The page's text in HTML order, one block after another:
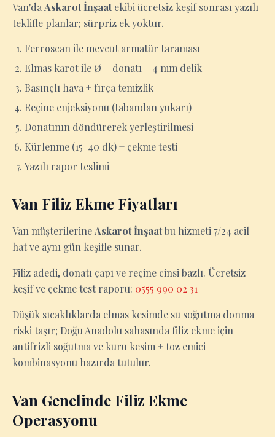
Van'da Askarot İnşaatekibi ücretsiz keşif sonrası yazılı
teklifle planlar; sürpriz ek yoktur.
Ferroscan ile mevcut armatür taraması
Elmas karot ile Ø = donatı + 4 mm delik
Basınçlı hava + fırça temizlik
Reçine enjeksiyonu (tabandan yukarı)
Donatının döndürerek yerleştirilmesi
Kürlenme (15-40 dk) + çekme testi
Yazılı rapor teslimi
Van Filiz Ekme Fiyatları
Van müşterilerineAskarot İnşaatbu hizmeti 7/24 acil
hat ve aynı gün keşifle sunar.
Filiz adedi, donatı çapı ve reçine cinsi bazlı. Ücretsiz
keşif ve çekme test raporu: 0555 990 02 31
Düşük sıcaklıklarda elmas kesimde su soğutma donma
riski taşır; Doğu Anadolu sahasında filiz ekme için
antifrizli soğutma ve kuru kesim + toz emici
kombinasyonu hazırda tutulur.
Van Genelinde Filiz Ekme
Operasyonu